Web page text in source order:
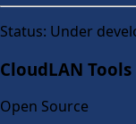
Status: Under
CloudLAN Tools
Open Source